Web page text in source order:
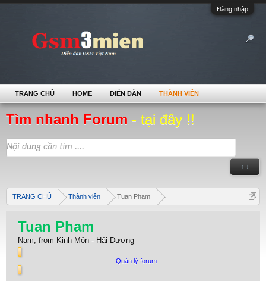
Đăng nhập
Tìm nhanh Forum - tại đây !!
↑ ↓
TRANG CHỦ Thành viên Tuan Pham
Tuan Pham
Nam, from Kinh Môn - Hải Dương
Quản lý forum
TRANG CHỦ HOME DIỄN ĐÀN THÀNH VIÊN